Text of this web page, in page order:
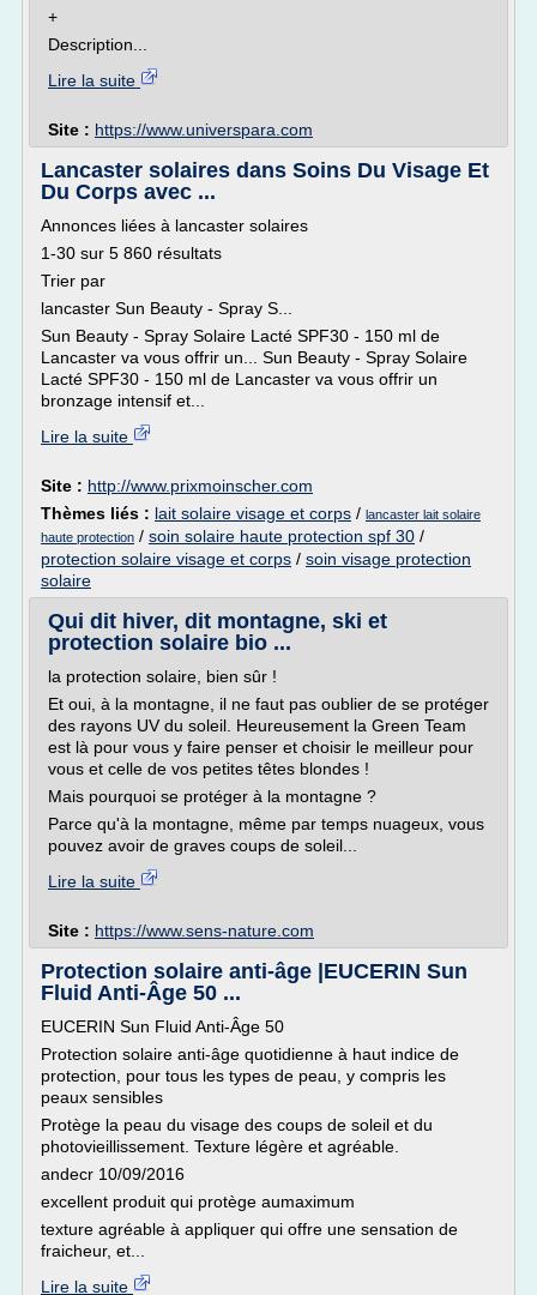
+
Description...
Lire la suite
Site : https://www.universpara.com
Lancaster solaires dans Soins Du Visage Et
Du Corps avec ...
Annonces liées à lancaster solaires
1-30 sur 5 860 résultats
Trier par
lancaster Sun Beauty - Spray S...
Sun Beauty - Spray Solaire Lacté SPF30 - 150 ml de
Lancaster va vous offrir un... Sun Beauty - Spray Solaire
Lacté SPF30 - 150 ml de Lancaster va vous offrir un
bronzage intensif et...
Lire la suite
Site : http://www.prixmoinscher.com
Thèmes liés : lait solaire visage et corps / lancaster lait solaire
haute protection / soin solaire haute protection spf 30 /
protection solaire visage et corps / soin visage protection
solaire
Qui dit hiver, dit montagne, ski et
protection solaire bio ...
la protection solaire, bien sûr !
Et oui, à la montagne, il ne faut pas oublier de se protéger
des rayons UV du soleil. Heureusement la Green Team
est là pour vous y faire penser et choisir le meilleur pour
vous et celle de vos petites têtes blondes !
Mais pourquoi se protéger à la montagne ?
Parce qu'à la montagne, même par temps nuageux, vous
pouvez avoir de graves coups de soleil...
Lire la suite
Site : https://www.sens-nature.com
Protection solaire anti-âge |EUCERIN Sun
Fluid Anti-Âge 50 ...
EUCERIN Sun Fluid Anti-Âge 50
Protection solaire anti-âge quotidienne à haut indice de
protection, pour tous les types de peau, y compris les
peaux sensibles
Protège la peau du visage des coups de soleil et du
photovieillissement. Texture légère et agréable.
andecr 10/09/2016
excellent produit qui protège aumaximum
texture agréable à appliquer qui offre une sensation de
fraicheur, et...
Lire la suite